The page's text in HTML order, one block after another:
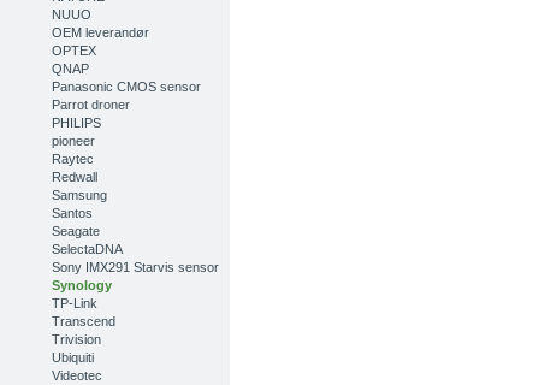
NUUO
OEM leverandør
OPTEX
QNAP
Panasonic CMOS sensor
Parrot droner
PHILIPS
pioneer
Raytec
Redwall
Samsung
Santos
Seagate
SelectaDNA
Sony IMX291 Starvis sensor
Synology
TP-Link
Transcend
Trivision
Ubiquiti
Videotec